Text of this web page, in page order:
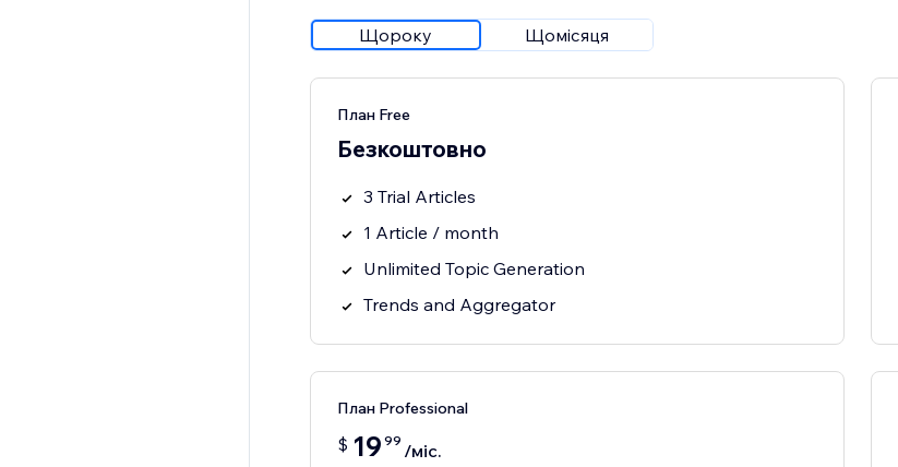
Щороку Щомісяця
План Free
Безкоштовно
3 Trial Articles
1 Article / month
Unlimited Topic Generation
Trends and Aggregator
План Professional
$ 19 99 /міс.